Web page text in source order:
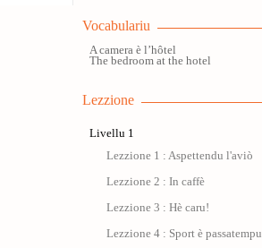
Vocabulariu
A camera è l’hôtel
The bedroom at the hotel
Lezzione
Livellu 1
Lezzione 1 : Aspettendu l'aviò
Lezzione 2 : In caffè
Lezzione 3 : Hè caru!
Lezzione 4 : Sport è passatempu